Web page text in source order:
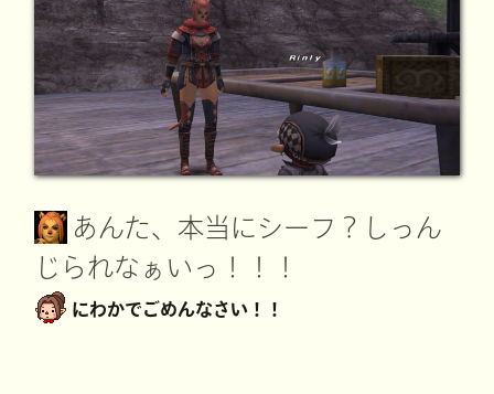
あんた、本当にシーフ？しっん
じられなぁいっ！！！
にわかでごめんなさい！！